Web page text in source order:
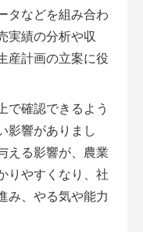
イン
タなどを組み合わ
実績の分析や収
産計画の立案に役
で確認できるよう
影響がありまし
える影響が、農業
りやすくなり、社
み、やる気や能力